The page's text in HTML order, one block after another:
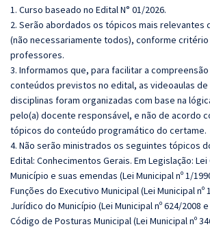
1. Curso baseado no Edital N° 01/2026.
2. Serão abordados os tópicos mais relevantes
(não necessariamente todos), conforme
professores.
3. Informamos que, para facilitar a
conteúdos previstos no edital, as videoaulas
disciplinas foram organizadas com base na
pelo(a) docente responsável, e não de acordo
tópicos do conteúdo programático do certame.
4. Não serão ministrados os seguintes tópicos
Edital: Conhecimentos Gerais. Em Legislação:
Município e suas emendas (Lei Municipal nº 1/
Funções do Executivo Municipal (Lei Municipal nº
Jurídico do Município (Lei Municipal nº 624/2008
Código de Posturas Municipal (Lei Municipal nº